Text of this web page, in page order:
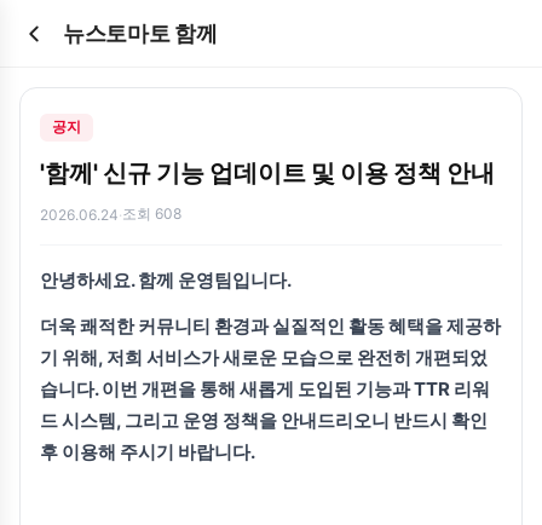
뉴스토마토 함께
공지
'함께' 신규 기능 업데이트 및 이용 정책 안내
2026.06.24·조회 608
안녕하세요. 함께 운영팀입니다.
더욱 쾌적한 커뮤니티 환경과 실질적인 활동 혜택을 제공하
기 위해, 저희 서비스가 새로운 모습으로 완전히 개편되었
습니다. 이번 개편을 통해 새롭게 도입된 기능과 TTR 리워
드 시스템, 그리고 운영 정책을 안내드리오니 반드시 확인
후 이용해 주시기 바랍니다.